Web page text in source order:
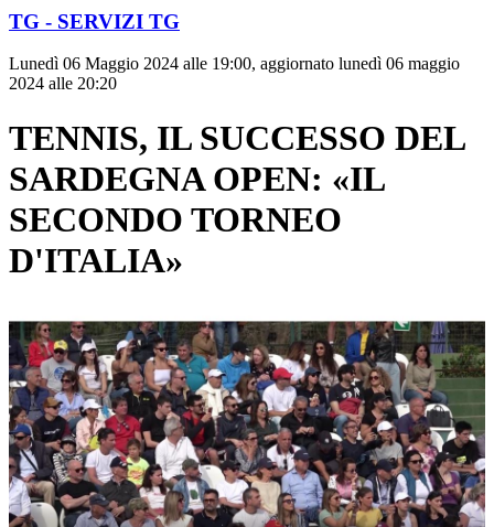
TG - SERVIZI TG
Lunedì 06 Maggio 2024 alle 19:00, aggiornato lunedì 06 maggio
2024 alle 20:20
TENNIS, IL SUCCESSO DEL
SARDEGNA OPEN: «IL
SECONDO TORNEO
D'ITALIA»